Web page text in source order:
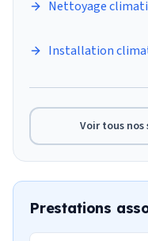
Nettoyage
Installation
Voir tous nos
Prestations